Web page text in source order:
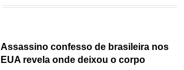
Assassino confesso de brasileira nos
EUA revela onde deixou o corpo